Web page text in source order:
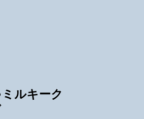
ルキーク